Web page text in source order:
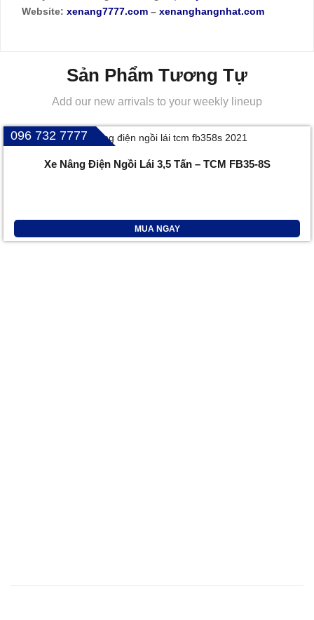
Website: xenang7777.com – xenanghangnhat.com
Sản Phẩm Tương Tự
Add our new arrivals to your weekly lineup
096 732 7777
Xe Nâng Điện Ngồi Lái 3,5 Tấn – TCM FB35-8S
MUA NGAY